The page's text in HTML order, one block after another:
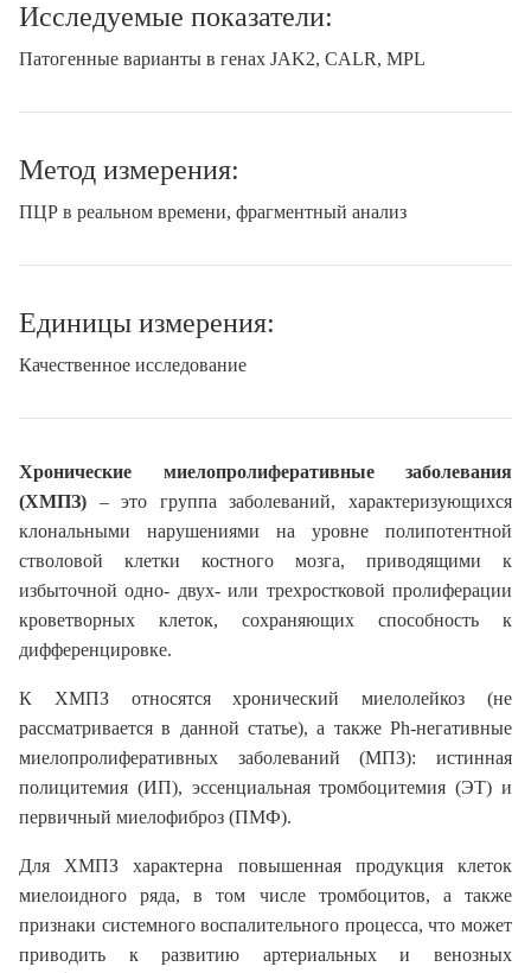
Исследуемые показатели:
Патогенные варианты в генах JAK2, CALR, MPL
Метод измерения:
ПЦР в реальном времени, фрагментный анализ
Единицы измерения:
Качественное исследование
Хронические миелопролиферативные заболевания
(ХМПЗ) – это группа заболеваний, характеризующихся
клональными нарушениями на уровне полипотентной
стволовой клетки костного мозга, приводящими к
избыточной одно- двух- или трехростковой пролиферации
кроветворных клеток, сохраняющих способность к
дифференцировке.
К ХМПЗ относятся хронический миелолейкоз (не
рассматривается в данной статье), а также Ph-негативные
миелопролиферативных заболеваний (МПЗ): истинная
полицитемия (ИП), эссенциальная тромбоцитемия (ЭТ) и
первичный миелофиброз (ПМФ).
Для ХМПЗ характерна повышенная продукция клеток
миелоидного ряда, в том числе тромбоцитов, а также
признаки системного воспалительного процесса, что может
приводить к развитию артериальных и венозных